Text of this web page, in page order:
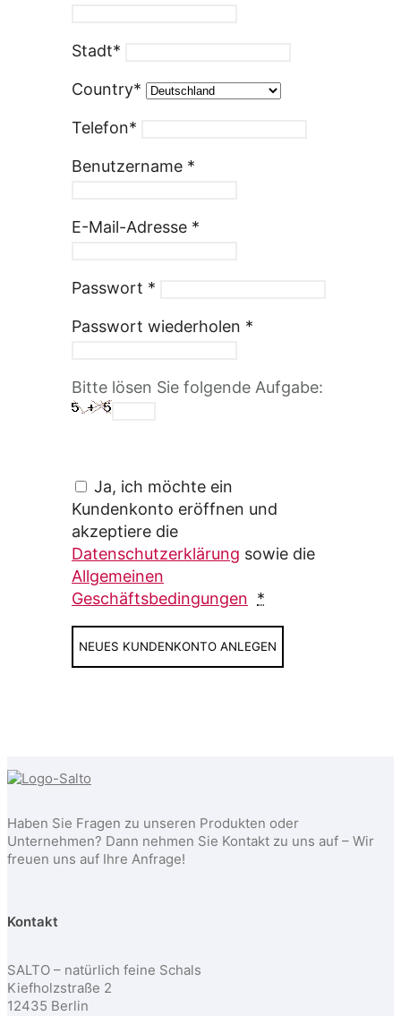
Stadt*
Country*
Telefon*
Benutzername *
E-Mail-Adresse *
Passwort *
Passwort wiederholen *
Bitte lösen Sie folgende Aufgabe:
Ja, ich möchte ein
Kundenkonto eröffnen und
akzeptiere die
Datenschutzerklärung sowie die
Allgemeinen
Geschäftsbedingungen *
NEUES KUNDENKONTO ANLEGEN
Haben Sie Fragen zu unseren Produkten oder
Unternehmen? Dann nehmen Sie Kontakt zu uns auf – Wir
freuen uns auf Ihre Anfrage!
Kontakt
SALTO – natürlich feine Schals
Kiefholzstraße 2
12435 Berlin